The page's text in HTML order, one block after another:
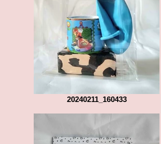
20240211_160433